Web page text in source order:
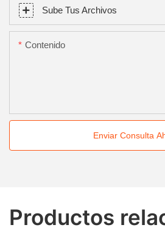
Sube Tus Archivos
Contenido
Enviar Consulta
Productos